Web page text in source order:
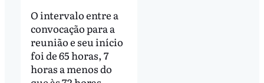
O intervalo entre a
convocação para a
reunião e seu início
foi de 65 horas, 7
horas a menos do